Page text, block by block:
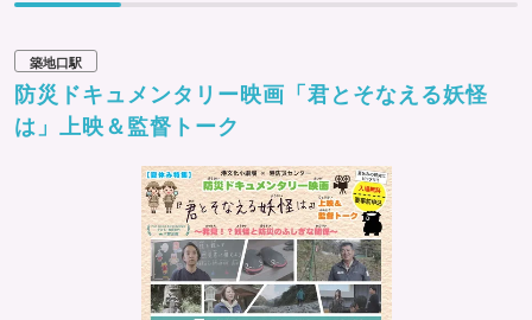
築地口駅
防災ドキュメンタリー映画「君とそなえる妖怪
は」上映＆監督トーク